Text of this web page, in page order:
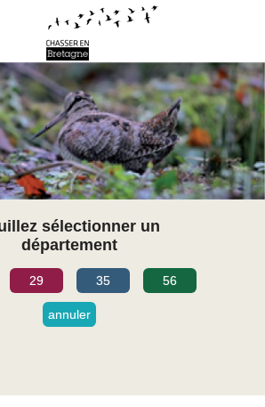
sélectionner un
département
29 35 56
annuler